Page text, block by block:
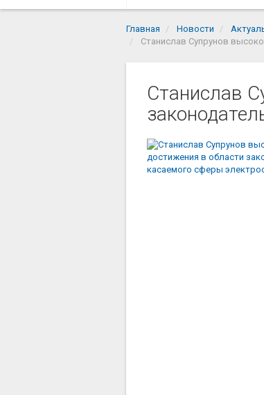
Главная Новости
Станислав Супрунов
Станислав